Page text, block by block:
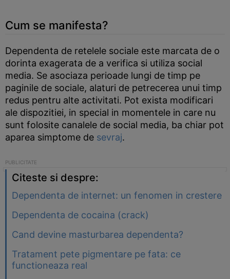
Cum se manifesta?
Dependenta de retelele sociale este marcata de o
dorinta exagerata de a verifica si utiliza social
media. Se asociaza perioade lungi de timp pe
paginile de sociale, alaturi de petrecerea unui timp
redus pentru alte activitati. Pot exista modificari
ale dispozitiei, in special in momentele in care nu
sunt folosite canalele de social media, ba chiar pot
aparea simptome de sevraj.
Citeste si despre:
Dependenta de internet: un fenomen in crestere
Dependenta de cocaina (crack)
Cand devine masturbarea dependenta?
Tratament pete pigmentare pe fata: ce
functioneaza real